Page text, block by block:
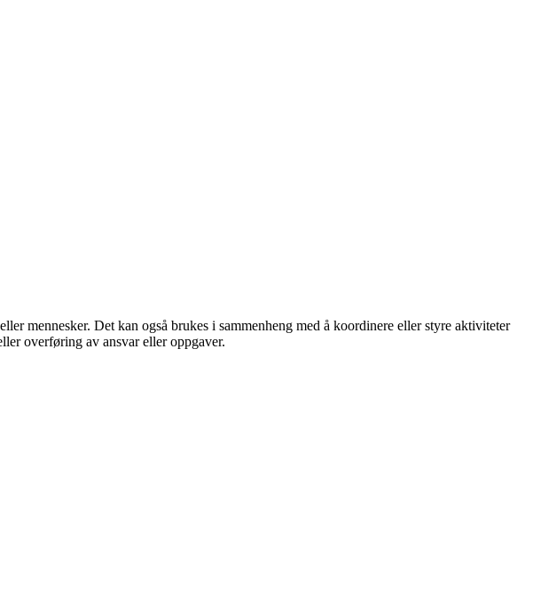
mennesker. Det kan også brukes i sammenheng med å koordinere eller styre aktiviteter
overføring av ansvar eller oppgaver.